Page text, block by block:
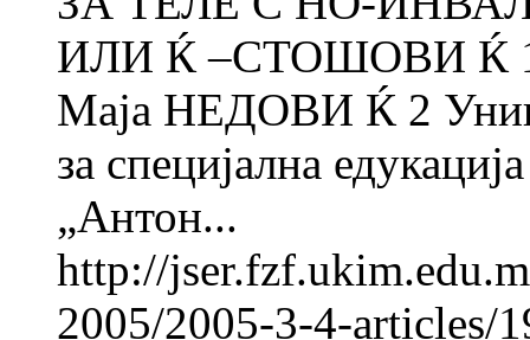
ИЛИ Ќ –СТОШОВИ Ќ
Маја НЕДОВИ Ќ 2
за специјална
„Антон...
http://
2005/2005-3-4-articles/